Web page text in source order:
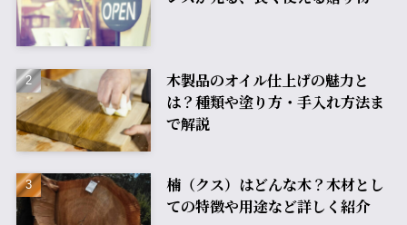
木製品のオイル仕上げの魅力と
は？種類や塗り方・手入れ方法ま
で解説
楠（クス）はどんな木？木材とし
ての特徴や用途など詳しく紹介